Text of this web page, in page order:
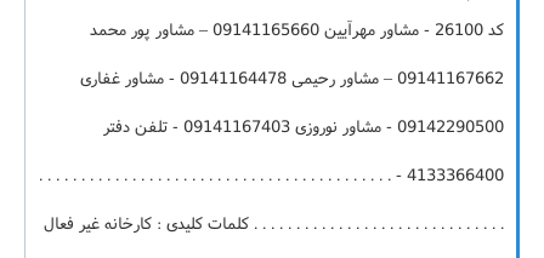
کد 26100 - مشاور مهرآیین 09141165660 – مشاور پور محمد
09141167662 – مشاور رحیمی 09141164478 - مشاور غفاری
09142290500 - مشاور نوروزی 09141167403 - تلفن دفتر
4133366400 - . . . . . . . . . . . . . . . . . . . . . . . . . . . . . . . . . . . . . . . . . .
. . . . . . . . . . . . . . . . . . . . . . . . . . . . . . کلمات کلیدی : کارخانه غیر فعال